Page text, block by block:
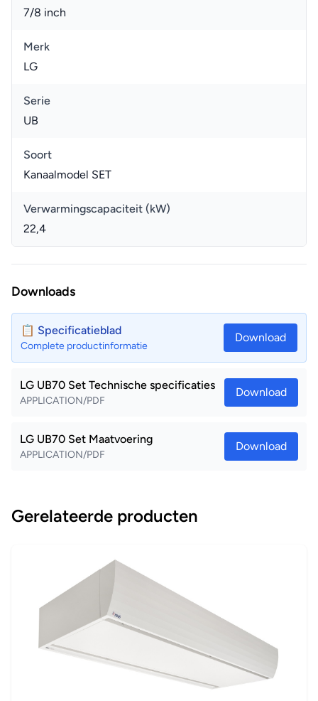
7/8 inch
Merk
LG
Serie
UB
Soort
Kanaalmodel SET
Verwarmingscapaciteit (kW)
22,4
Downloads
📋 Specificatieblad
Complete productinformatie
Download
LG UB70 Set Technische specificaties
APPLICATION/PDF
Download
LG UB70 Set Maatvoering
APPLICATION/PDF
Download
Gerelateerde producten